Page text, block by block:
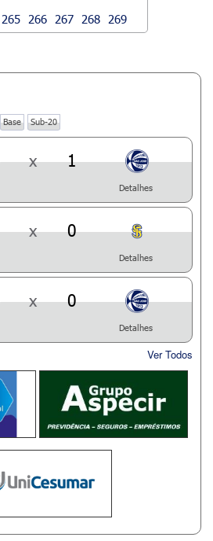
265 266 267 268 269
Base Sub-20
x 1
Detalhes
x 0
Detalhes
x 0
Detalhes
Ver Todos